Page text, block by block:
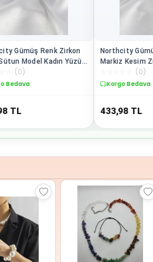
Gümüş Renk Zirkon
Model Kadın Yüzük
ve Dayanıklılık Bir Arada
(0)
Bedava
TL
Northcity
Markiz Kesim
Kadın Yüzüğü
Moda Aksesuarı
(0)
Kargo Bedava
433,98 TL